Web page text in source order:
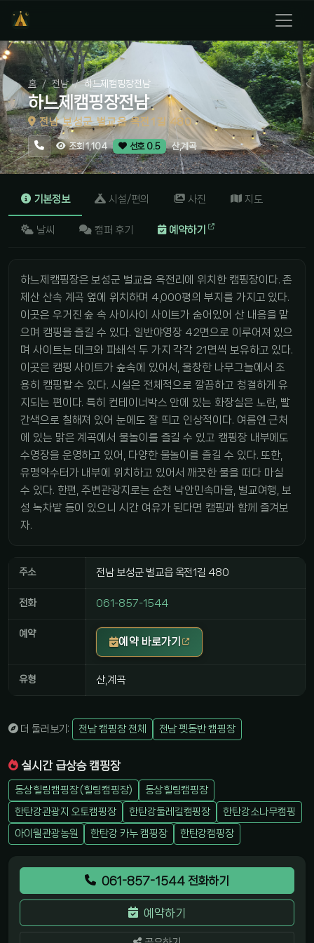
홈 전남 하느제캠핑장전남
하느제캠핑장전남
전남 보성군 벌교읍 옥전1길 480
조회 1,104 선호 0.5 산,계곡
기본정보 시설/편의 사진 지도
날씨 캠퍼 후기 예약하기
하느제캠핑장은 보성군 벌교읍 옥전리에 위치한 캠핑장이다. 존
제산 산속 계곡 옆에 위치하며 4,000평의 부지를 가지고 있다.
이곳은 우거진 숲 속 사이사이 사이트가 숨어있어 산 내음을 맡
으며 캠핑을 즐길 수 있다. 일반야영장 42면으로 이루어져 있으
며 사이트는 데크와 파쇄석 두 가지 각각 21면씩 보유하고 있다.
이곳은 캠핑 사이트가 숲속에 있어서, 울창한 나무그늘에서 조
용히 캠핑할 수 있다. 시설은 전체적으로 깔끔하고 청결하게 유
지되는 편이다. 특히 컨테이너박스 안에 있는 화장실은 노란, 빨
간색으로 칠해져 있어 눈에도 잘 띄고 인상적이다. 여름엔 근처
에 있는 맑은 계곡에서 물놀이를 즐길 수 있고 캠핑장 내부에도
수영장을 운영하고 있어, 다양한 물놀이를 즐길 수 있다. 또한,
유명약수터가 내부에 위치하고 있어서 깨끗한 물을 떠다 마실
수 있다. 한편, 주변관광지로는 순천 낙안민속마을, 벌교여행, 보
성 녹차밭 등이 있으니 시간 여유가 된다면 캠핑과 함께 즐겨보
자.
주소 전남 보성군 벌교읍 옥전1길 480
전화 061-857-1544
예약
예약 바로가기
유형 산,계곡
더 둘러보기: 전남 캠핑장 전체 전남 펫동반 캠핑장
실시간 급상승 캠핑장
동상힐링캠핑장 (힐링캠핑장)
동상힐링캠핑장
한탄강관광지 오토캠핑장
한탄강둘레길캠핑장
한탄강소나무캠핑
아이월관광농원
한탄강 카누 캠핑장 한탄강캠핑장
061-857-1544 전화하기
예약하기